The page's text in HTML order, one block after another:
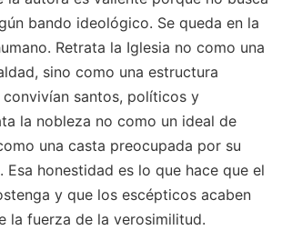
bando ideológico. Se queda en la
Retrata la Iglesia no como una
sino como una estructura
santos, políticos y
la nobleza no como un ideal de
una casta preocupada por su
Esa honestidad es lo que hace que el
y que los escépticos acaben
la fuerza de la verosimilitud.